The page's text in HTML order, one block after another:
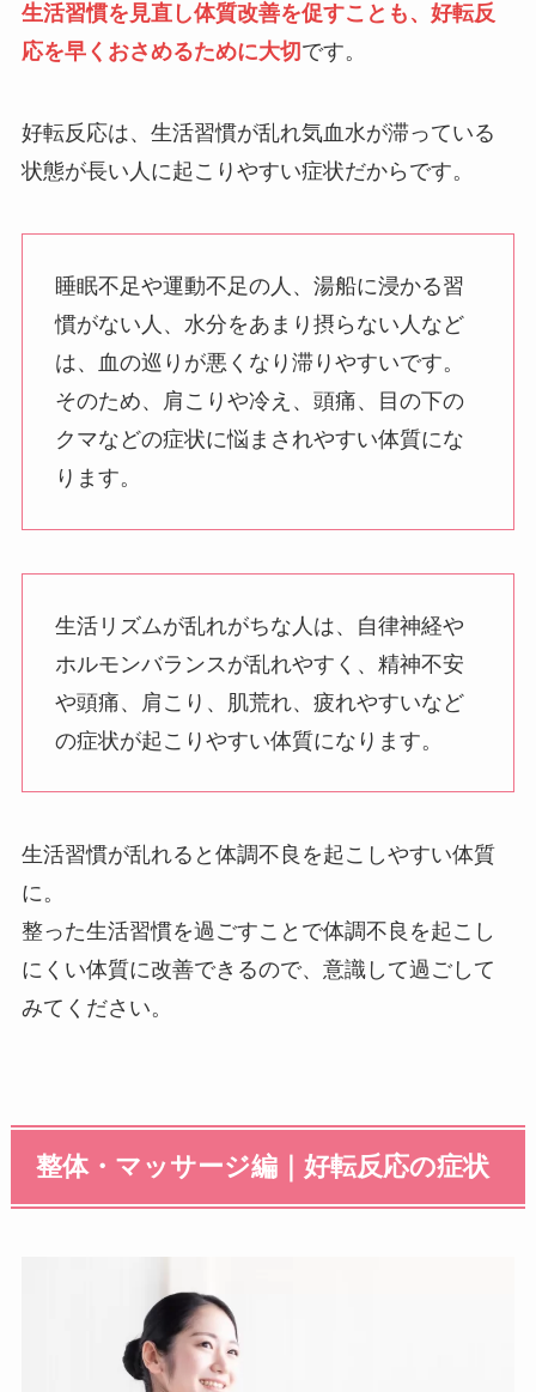
生活習慣を見直し体質改善を促すことも、好転反
応を早くおさめるために大切 です。
好転反応は、生活習慣が乱れ気血水が滞っている
状態が長い人に起こりやすい症状だからです。
睡眠不足や運動不足の人、湯船に浸かる習
慣がない人、水分をあまり摂らない人など
は、血の巡りが悪くなり滞りやすいです。
そのため、肩こりや冷え、頭痛、目の下の
クマなどの症状に悩まされやすい体質にな
ります。
生活リズムが乱れがちな人は、自律神経や
ホルモンバランスが乱れやすく、精神不安
や頭痛、肩こり、肌荒れ、疲れやすいなど
の症状が起こりやすい体質になります。
生活習慣が乱れると体調不良を起こしやすい体質
に。
整った生活習慣を過ごすことで体調不良を起こし
にくい体質に改善できるので、意識して過ごして
みてください。
整体・マッサージ編｜好転反応の症状